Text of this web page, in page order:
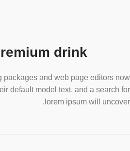
drink
packages and web page editors now
default model text, and a search for
lorem ipsum will uncover.